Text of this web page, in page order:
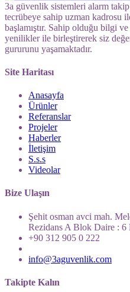
3a güvenlik sistemleri alarm takip
tecrübeye sahip uzman kadrosu
başlamıştır. Sahip olduğu bilgi
yenilikler ile birleştirerek siz
gururunu yaşamaktadır.
Site Haritası
Anasayfa
Ürünler
Referanslar
Projeler
Haberler
İletişim
S.s.s
Videolar
Bize Ulaşın
Şehit osman avci mah.
Rezidans A Blok Daire :
+90 312 905 0 222
info@3aguvenlik.com
Takipte Kalın